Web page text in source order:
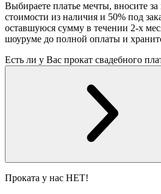
Выбираете платье мечты, вносите
стоимости из наличия и 50% под
оставшуюся сумму в течении 2-х
шоуруме до полной оплаты и
Есть ли у Вас прокат свадебного
Проката у нас НЕТ!